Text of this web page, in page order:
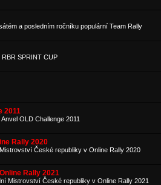
a posledním ročníku populární Team Rally
SPRINT CUP
2011
OLD Challenge 2011
Rally 2020
České republiky v Online Rally 2020
Rally 2021
Mistrovství České republiky v Online Rally 2021